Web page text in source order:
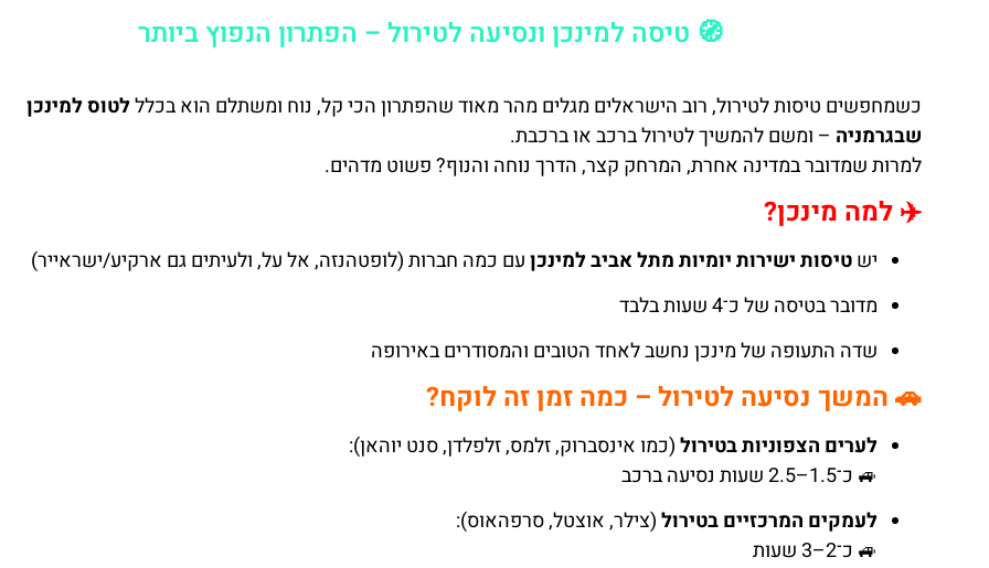
🧭 טיסה למינכן ונסיעה לטירול – הפתרון הנפוץ ביותר
כשמחפשים טיסות לטירול, רוב הישראלים מגלים מהר מאוד שהפתרון הכי קל, נוח ומשתלם הוא בכלללטוס למינכן
שבגרמניה – ומשם להמשיך לטירול ברכב או ברכבת.
למרות שמדובר במדינה אחרת, המרחק קצר, הדרך נוחה והנוף? פשוט מדהים.
✈️ למה מינכן?
ישטיסות ישירות יומיות מתל אביב למינכןעם כמה חברות (לופטהנזה, אל על, ולעיתים גם ארקיע/ישראייר)
מדובר בטיסה של כ־4 שעות בלבד
שדה התעופה של מינכן נחשב לאחד הטובים והמסודרים באירופה
🚗 המשך נסיעה לטירול – כמה זמן זה לוקח?
לערים הצפוניות בטירול(כמו אינסברוק, זלמס, זלפלדן, סנט יוהאן):
🚙 כ־1.5–2.5 שעות נסיעה ברכב
לעמקים המרכזיים בטירול(צילר, אוצטל, סרפהאוס):
🚙 כ־2–3 שעות